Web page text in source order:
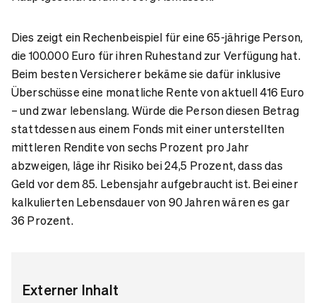
Dies zeigt ein Rechenbeispiel für eine 65-jährige Person,
die 100.000 Euro für ihren Ruhestand zur Verfügung hat.
Beim besten Versicherer bekäme sie dafür inklusive
Überschüsse eine monatliche Rente von aktuell 416 Euro
– und zwar lebenslang. Würde die Person diesen Betrag
stattdessen aus einem Fonds mit einer unterstellten
mittleren Rendite von sechs Prozent pro Jahr
abzweigen, läge ihr Risiko bei 24,5 Prozent, dass das
Geld vor dem 85. Lebensjahr aufgebraucht ist. Bei einer
kalkulierten Lebensdauer von 90 Jahren wären es gar
36 Prozent.
Externer Inhalt